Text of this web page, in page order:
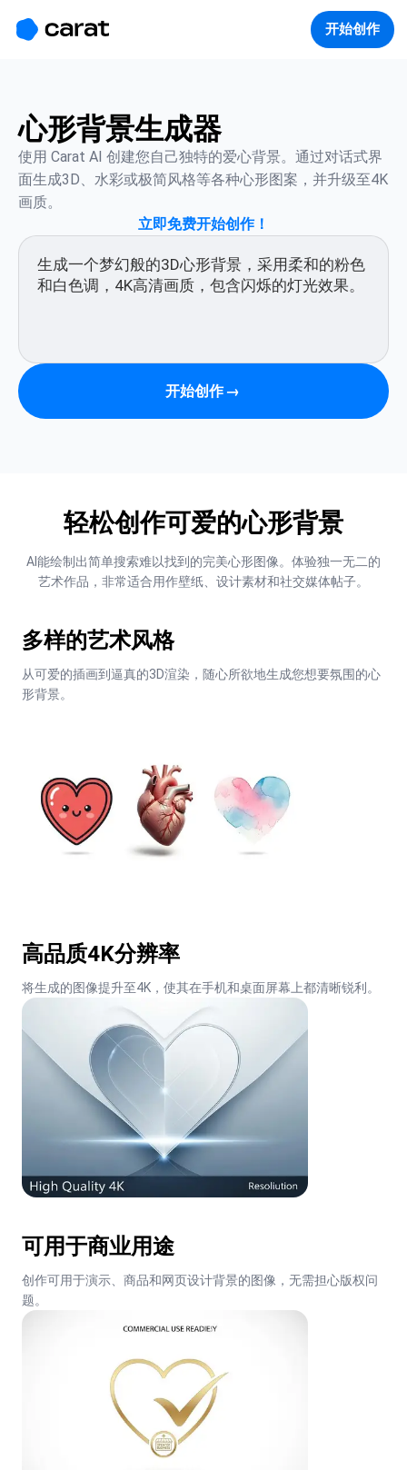
开始创作
心形背景生成器
使用 Carat AI 创建您自己独特的爱心背景。通过对话式界
面生成3D、水彩或极简风格等各种心形图案，并升级至4K
画质。
立即免费开始创作！
开始创作 →
轻松创作可爱的心形背景
AI能绘制出简单搜索难以找到的完美心形图像。体验独一无二的
艺术作品，非常适合用作壁纸、设计素材和社交媒体帖子。
多样的艺术风格
从可爱的插画到逼真的3D渲染，随心所欲地生成您想要氛围的心
形背景。
高品质4K分辨率
将生成的图像提升至4K，使其在手机和桌面屏幕上都清晰锐利。
可用于商业用途
创作可用于演示、商品和网页设计背景的图像，无需担心版权问
题。